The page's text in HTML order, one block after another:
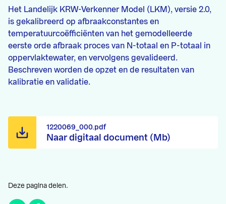
Het Landelijk KRW-Verkenner Model (LKM), versie 2.0,
is gekalibreerd op afbraakconstantes en
temperatuurcoëfficiënten van het gemodelleerde
eerste orde afbraak proces van N-totaal en P-totaal in
oppervlaktewater, en vervolgens gevalideerd.
Beschreven worden de opzet en de resultaten van
kalibratie en validatie.
Naar digitaal document (Mb)
1220069_000.pdf
Deze pagina delen.